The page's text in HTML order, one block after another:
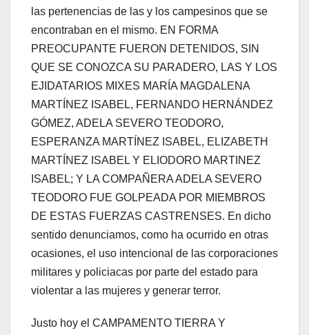
las pertenencias de las y los campesinos que se
encontraban en el mismo. EN FORMA
PREOCUPANTE FUERON DETENIDOS, SIN
QUE SE CONOZCA SU PARADERO, LAS Y LOS
EJIDATARIOS MIXES MARÍA MAGDALENA
MARTÍNEZ ISABEL, FERNANDO HERNÁNDEZ
GÓMEZ, ADELA SEVERO TEODORO,
ESPERANZA MARTÍNEZ ISABEL, ELIZABETH
MARTÍNEZ ISABEL Y ELIODORO MARTINEZ
ISABEL; Y LA COMPAÑERA ADELA SEVERO
TEODORO FUE GOLPEADA POR MIEMBROS
DE ESTAS FUERZAS CASTRENSES. En dicho
sentido denunciamos, como ha ocurrido en otras
ocasiones, el uso intencional de las corporaciones
militares y policiacas por parte del estado para
violentar a las mujeres y generar terror.
Justo hoy el CAMPAMENTO TIERRA Y